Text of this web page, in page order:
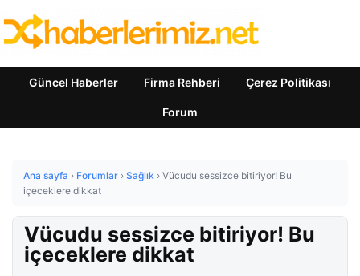
Güncel Haberler Firma Rehberi Çerez Politikası
Forum
Ana sayfa › Forumlar › Sağlık › Vücudu sessizce bitiriyor! Bu
içeceklere dikkat
Vücudu sessizce bitiriyor! Bu
içeceklere dikkat